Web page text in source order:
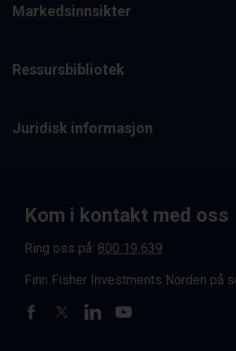
Markedsinnsikter
Ressursbibliotek
Juridisk informasjon
Kom i kontakt med oss
Ring oss på: 800 19 639
Finn Fisher Investments Norden på